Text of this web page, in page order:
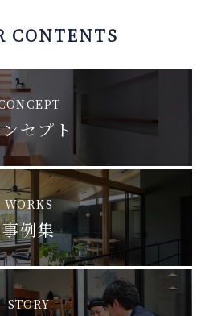
CONTENTS
セプト
WORKS
事例集
STORY